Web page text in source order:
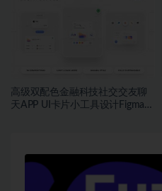
高级双配色金融科技社交交友聊
天APP UI卡片小工具设计Figma格